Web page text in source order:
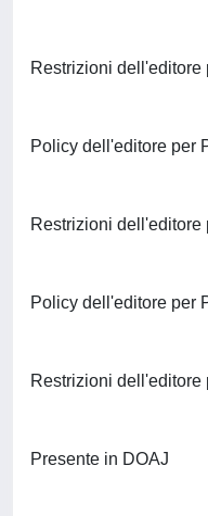
Restrizioni dell'editore
Policy dell'editore per
Restrizioni dell'editore
Policy dell'editore per
Restrizioni dell'editore
Presente in DOAJ